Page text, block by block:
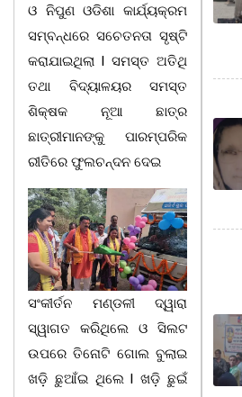
ଓ ନିପୁଣ ଓଡିଶା କାର୍ଯ୍ୟକ୍ରମ
ସମ୍ବନ୍ଧରେ ସଚେତନତା ସୃଷ୍ଟି
କରାଯାଇଥିଲା l ସମସ୍ତ ଅତିଥି
ତଥା ବିଦ୍ୟାଳୟର ସମସ୍ତ
ଶିକ୍ଷକ ନୂଆ ଛାତ୍ର
ଛାତ୍ରୀମାନଙ୍କୁ ପାରମ୍ପରିକ
ରୀତିରେ ଫୁଲଚନ୍ଦନ ଦେଇ
ସଂକୀର୍ତନ ମଣ୍ଡଳୀ ଦ୍ୱାରା
ସ୍ୱାଗତ କରିଥିଲେ ଓ ସିଲଟ
ଉପରେ ତିନୋଟି ଗୋଲ ବୁଲାଇ
ଖଡ଼ି ଛୁଆଁଇ ଥିଲେ l ଖଡ଼ି ଛୁଇଁ